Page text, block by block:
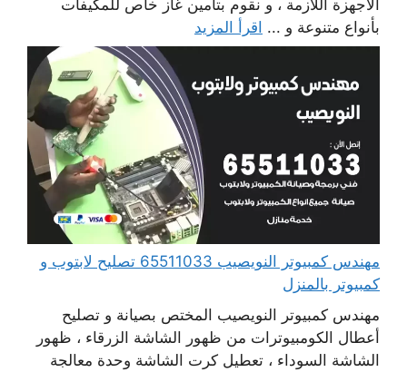
الاجهزة اللازمة ، و نقوم بتأمين غاز خاص للمكيفات
بأنواع متنوعة و ... اقرأ المزيد
مهندس كمبيوتر النويصيب 65511033 تصليح لابتوب و
كمبيوتر بالمنزل
مهندس كمبيوتر النويصيب المختص بصيانة و تصليح
أعطال الكومبيوترات من ظهور الشاشة الزرقاء ، ظهور
الشاشة السوداء ، تعطيل كرت الشاشة وحدة معالجة